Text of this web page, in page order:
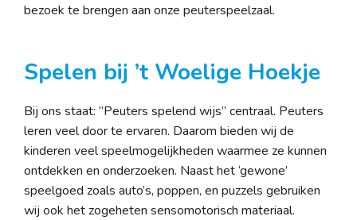
bezoek te brengen aan onze peuterspeelzaal.
Spelen bij ’t Woelige Hoekje
Bij ons staat: “Peuters spelend wijs” centraal. Peuters
leren veel door te ervaren. Daarom bieden wij de
kinderen veel speelmogelijkheden waarmee ze kunnen
ontdekken en onderzoeken. Naast het ‘gewone’
speelgoed zoals auto’s, poppen, en puzzels gebruiken
wij ook het zogeheten sensomotorisch materiaal.